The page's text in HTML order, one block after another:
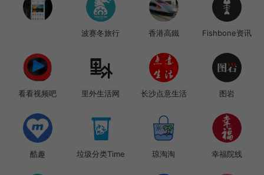
波赛冬旅行 香港高鐵 Fishbone资讯
看看视频吧 里外生活网 长沙点意生活 图岩
酷趣 垃圾分类Time 琼淘淘 幸福院线